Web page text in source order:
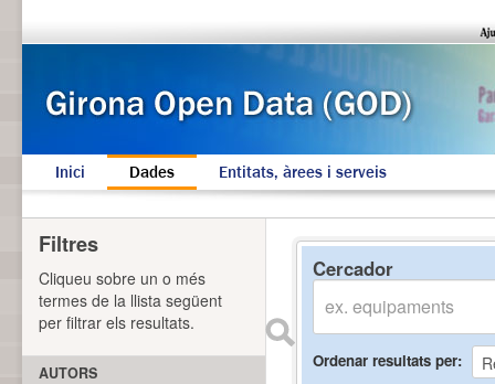
Inici Dades Entitats, àrees i serveis
Cercador
Ordenar resultats per
Filtres
Cliqueu sobre un o més
termes de la llista següent
per filtrar els resultats.
AUTORS